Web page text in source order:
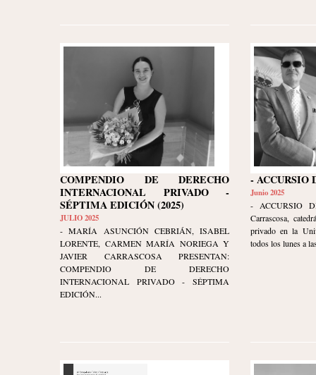
COMPENDIO DE DERECHO
INTERNACIONAL PRIVADO -
SÉPTIMA EDICIÓN (2025)
JULIO 2025
- MARÍA ASUNCIÓN CEBRIÁN, ISABEL
LORENTE, CARMEN MARÍA NORIEGA Y
JAVIER CARRASCOSA PRESENTAN:
COMPENDIO DE DERECHO
INTERNACIONAL PRIVADO - SÉPTIMA
EDICIÓN...
- ACCURSIO
Junio 2025
- ACCURSIO
Carrascosa,
privado en la
todos los lunes a